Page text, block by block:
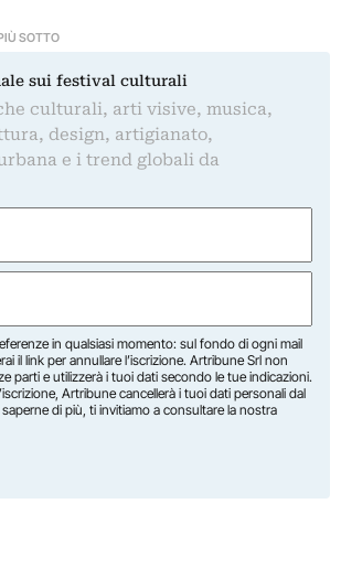
SOTTO
sui festival culturali
culturali, arti visive, musica,
design, artigianato,
e i trend globali da
in qualsiasi momento: sul fondo di ogni mail
il link per annullare l’iscrizione. Artribune Srl non
parti e utilizzerà i tuoi dati secondo le tue indicazioni.
Artribune cancellerà i tuoi dati personali dal
di più, ti invitiamo a consultare la nostra